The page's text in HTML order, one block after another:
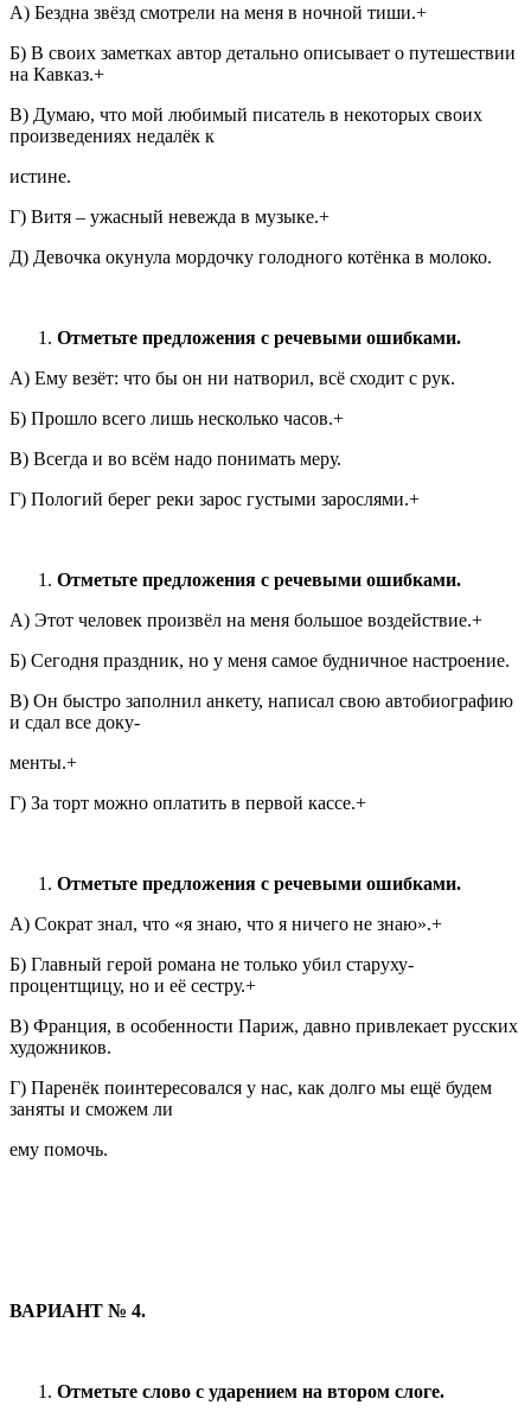
А) Бездна звёзд смотрели на меня в ночной тиши.+
Б) В своих заметках автор детально описывает о путешествии
на Кавказ.+
В) Думаю, что мой любимый писатель в некоторых своих
произведениях недалёк к
истине.
Г) Витя – ужасный невежда в музыке.+
Д) Девочка окунула мордочку голодного котёнка в молоко.
Отметьте предложения с речевыми ошибками.
А) Ему везёт: что бы он ни натворил, всё сходит с рук.
Б) Прошло всего лишь несколько часов.+
В) Всегда и во всём надо понимать меру.
Г) Пологий берег реки зарос густыми зарослями.+
Отметьте предложения с речевыми ошибками.
А) Этот человек произвёл на меня большое воздействие.+
Б) Сегодня праздник, но у меня самое будничное настроение.
В) Он быстро заполнил анкету, написал свою автобиографию
и сдал все доку-
менты.+
Г) За торт можно оплатить в первой кассе.+
Отметьте предложения с речевыми ошибками.
А) Сократ знал, что «я знаю, что я ничего не знаю».+
Б) Главный герой романа не только убил старуху-
процентщицу, но и её сестру.+
В) Франция, в особенности Париж, давно привлекает русских
художников.
Г) Паренёк поинтересовался у нас, как долго мы ещё будем
заняты и сможем ли
ему помочь.
ВАРИАНТ № 4.
Отметьте слово с ударением на втором слоге.